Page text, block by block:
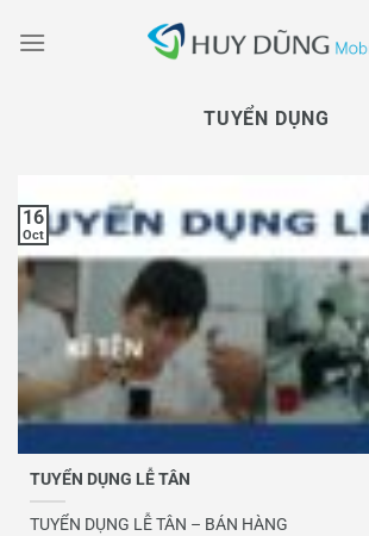
TUYỂN DỤNG
TUYỂN DỤNG LỄ TÂN
TUYỂN DỤNG LỄ TÂN – BÁN HÀNG
16
Oct